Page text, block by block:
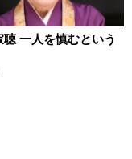
聴 一人を慎むという